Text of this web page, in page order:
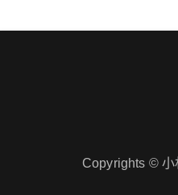
Copyrights © 小